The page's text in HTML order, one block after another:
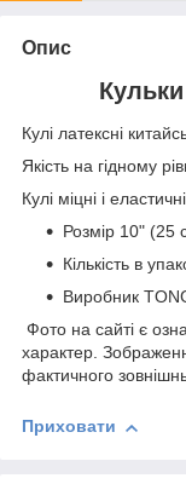
Опис
Кулі латексні
Якість на гідному
Кулі міцні і
Розмір 10" (25
Кількість в
Виробник
Фото на сайті є
характер.
фактичного
Приховати